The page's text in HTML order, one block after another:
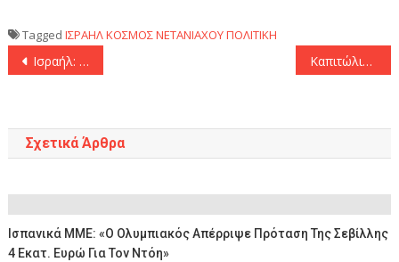
Tagged ΙΣΡΑΗΛΚΟΣΜΟΣΝΕΤΑΝΙΑΧΟΥΠΟΛΙΤΙΚΗ
Πλοήγηση
Ισραήλ: Απελευθερώθηκαν οι τρεις όμηροι Καπιτώλιο, μεγιστάνες της τεχνολογίας, Village People – Τη Δευτέρα η δεύτερη ορκωμοσία Τραμπ
Σχετικά Άρθρα
Ισπανικά ΜΜΕ: «Ο Ολυμπιακός Απέρριψε Πρόταση Της Σεβίλλης
4 Εκατ. Ευρώ Για Τον Ντόη»